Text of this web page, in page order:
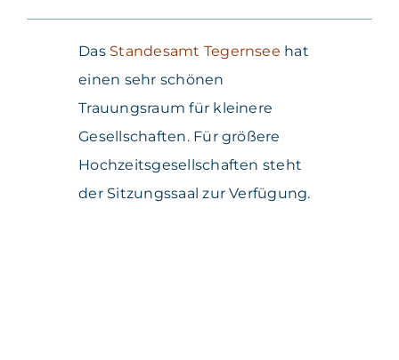
Das Standesamt Tegernsee hat
einen sehr schönen
Trauungsraum für kleinere
Gesellschaften. Für größere
Hochzeitsgesellschaften steht
der Sitzungssaal zur Verfügung.